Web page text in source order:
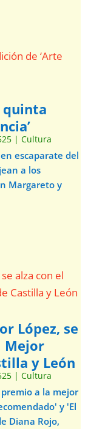
quinta
| Cultura
escaparate del
a los
Margareto y
López, se
Mejor
y León
| Cultura
a la mejor
y 'El
Diana Rojo,